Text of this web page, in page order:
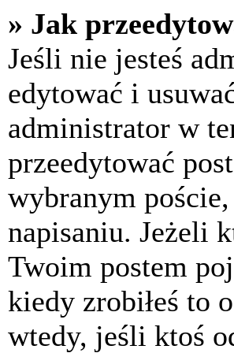
» Jak
Jeśli nie jesteś
edytować i
administrator w
przeedytować
wybranym
napisaniu. Jeżeli
Twoim postem
kiedy zrobiłeś to
wtedy, jeśli ktoś